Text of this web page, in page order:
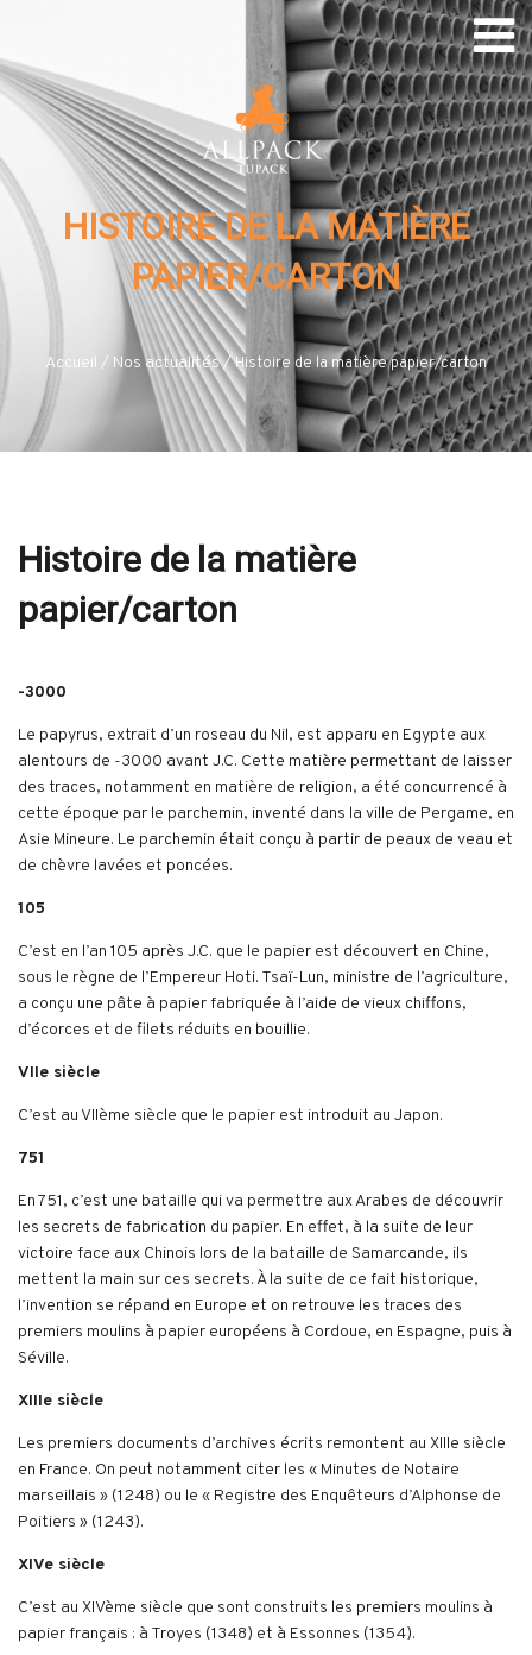
HISTOIRE DE LA MATIÈRE
PAPIER/CARTON
Accueil / Nos actualités/ Histoire de la matière papier/carton
Histoire de la matière
papier/carton
-3000
Le papyrus, extrait d’un roseau du Nil, est apparu en Egypte aux
alentours de -3000 avant J.C. Cette matière permettant de laisser
des traces, notamment en matière de religion, a été concurrencé à
cette époque par le parchemin, inventé dans la ville de Pergame, en
Asie Mineure. Le parchemin était conçu à partir de peaux de veau et
de chèvre lavées et poncées.
105
C’est en l’an 105 après J.C. que le papier est découvert en Chine,
sous le règne de l’Empereur Hoti. Tsaï-Lun, ministre de l’agriculture,
a conçu une pâte à papier fabriquée à l’aide de vieux chiffons,
d’écorces et de filets réduits en bouillie.
VIIe siècle
C’est au VIIème siècle que le papier est introduit au Japon.
751
En 751, c’est une bataille qui va permettre aux Arabes de découvrir
les secrets de fabrication du papier. En effet, à la suite de leur
victoire face aux Chinois lors de la bataille de Samarcande, ils
mettent la main sur ces secrets. À la suite de ce fait historique,
l’invention se répand en Europe et on retrouve les traces des
premiers moulins à papier européens à Cordoue, en Espagne, puis à
Séville.
XIIIe siècle
Les premiers documents d’archives écrits remontent au XIIIe siècle
en France. On peut notamment citer les « Minutes de Notaire
marseillais » (1248) ou le « Registre des Enquêteurs d’Alphonse de
Poitiers » (1243).
XIVe siècle
C’est au XIVème siècle que sont construits les premiers moulins à
papier français : à Troyes (1348) et à Essonnes (1354).